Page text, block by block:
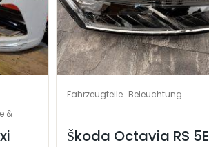
&
Fahrzeugteile Beleuchtung
Škoda Octavia RS 5E